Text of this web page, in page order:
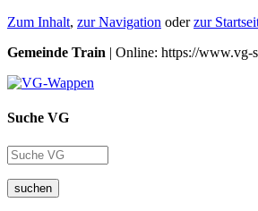
Zum Inhalt, zur Navigation oderzur
Gemeinde Train | Online: https://www.vg-
Suche VG
suchen